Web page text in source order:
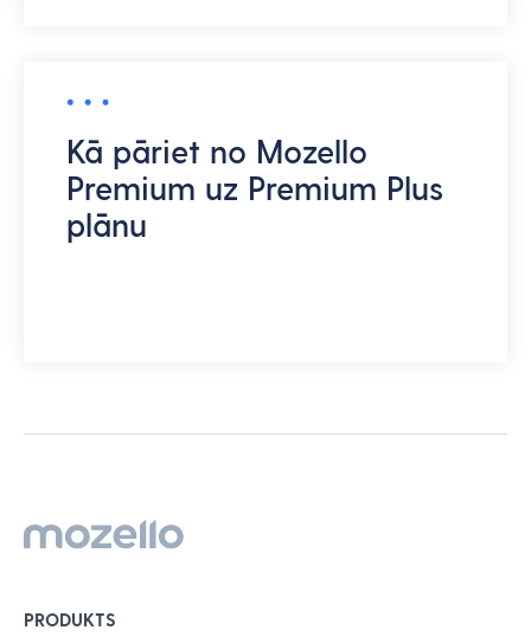
Kā pāriet no Mozello
Premium uz Premium Plus
plānu
PRODUKTS